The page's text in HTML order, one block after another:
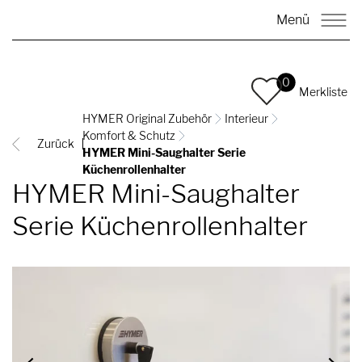
Menü
0
Merkliste
Zurück
HYMER Original Zubehör
Interieur
Komfort & Schutz
HYMER Mini-Saughalter Serie
Küchenrollenhalter
HYMER Mini-Saughalter
Serie Küchenrollenhalter